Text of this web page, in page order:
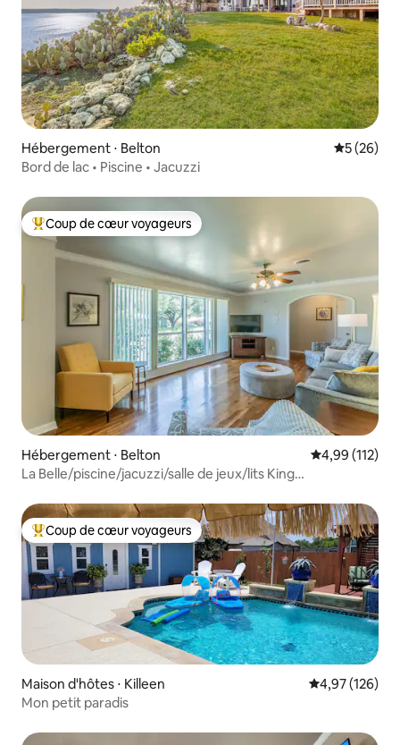
Hébergement ⋅ Belton
5 (26)
Bord de lac • Piscine • Jacuzzi
Coups de cœur voyageurs les plus appréciés
Coup de cœur voyageurs
Hébergement ⋅ Belton Évaluation
4,99 (112)
La Belle/piscine/jacuzzi/salle de jeux/lits King
Coups de cœur voyageurs les plus appréciés
Coup de cœur voyageurs
Maison d'hôtes ⋅ Killeen Évaluation
4,97 (126)
Mon petit paradis